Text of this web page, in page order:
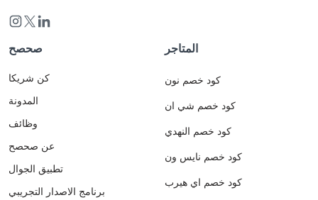
صحصح
كن شريكا
المدونة
وظائف
عن صحصح
تطبيق الجوال
برنامج الاصدار التجريبي
المتاجر
كود خصم نون
كود خصم شي ان
كود خصم النهدي
كود خصم نايس ون
كود خصم اي هيرب